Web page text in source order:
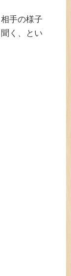
手の様子
く、とい